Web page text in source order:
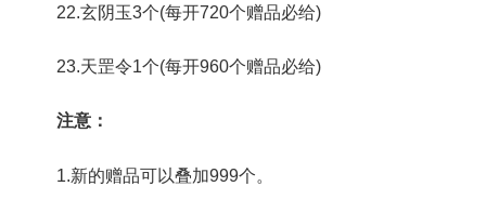
22.玄阴玉3个(每开720个赠品必给)
23.天罡令1个(每开960个赠品必给)
注意：
1.新的赠品可以叠加999个。